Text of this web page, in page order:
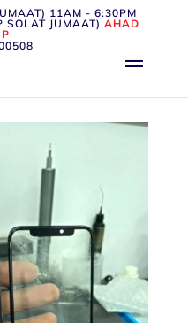
11AM - 6:30PM
JUMAAT) AHAD